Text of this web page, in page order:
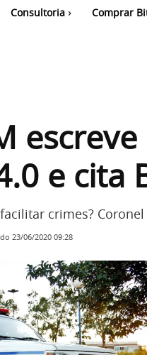
Consultoria Comprar
e cita
crimes?
23/06/2020 09:28